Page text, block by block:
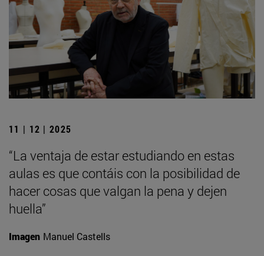
11 | 12 | 2025
“La ventaja de estar estudiando en estas
aulas es que contáis con la posibilidad de
hacer cosas que valgan la pena y dejen
huella”
Imagen Manuel Castells